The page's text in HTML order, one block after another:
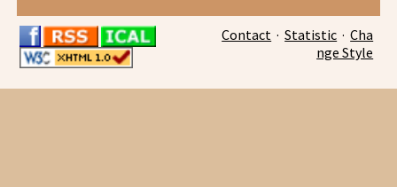
Contact ·Statistic ·Cha
nge Style